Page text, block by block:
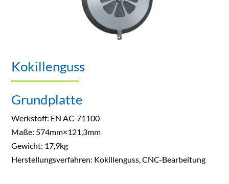
Kokillenguss
Grundplatte
Werkstoff: EN AC-71100
Maße: 574mm×121,3mm
Gewicht: 17,9kg
Herstellungsverfahren: Kokillenguss, CNC-Bearbeitung